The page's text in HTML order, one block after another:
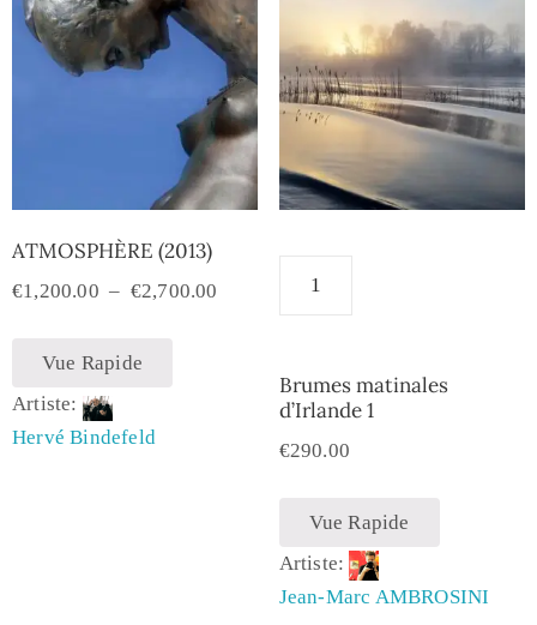
ATMOSPHÈRE (2013)
€1,200.00 – €2,700.00
Vue Rapide
Artiste:
Hervé Bindefeld
Brumes matinales
d’Irlande 1
€290.00
Vue Rapide
Artiste:
Jean-Marc AMBROSINI